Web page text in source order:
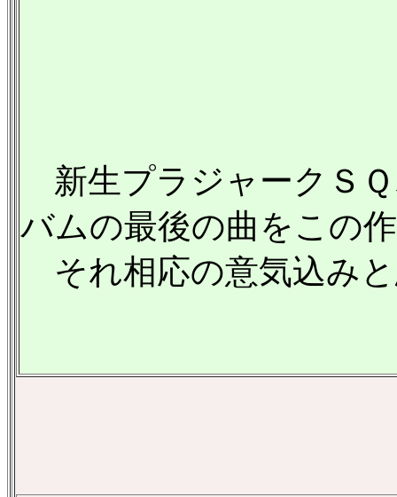
新生プラジャークＳ
バムの最後の曲をこの
それ相応の意気込み